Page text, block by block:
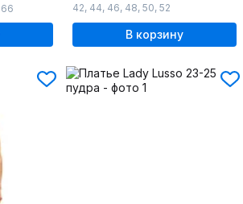
66 42, 44, 46, 48, 50, 52
В корзину